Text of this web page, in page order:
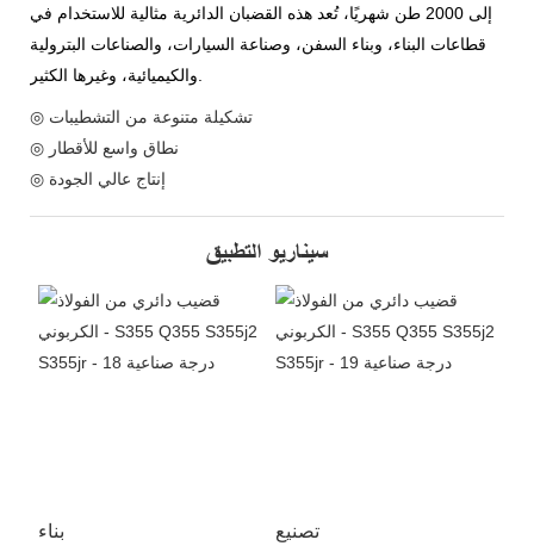
إلى 2000 طن شهريًا، تُعد هذه القضبان الدائرية مثالية للاستخدام في
قطاعات البناء، وبناء السفن، وصناعة السيارات، والصناعات البترولية
◎ تشكيلة متنوعة من التشطيبات
◎ نطاق واسع للأقطار
◎ إنتاج عالي الجودة
سيناريو التطبيق
بناء تصنيع